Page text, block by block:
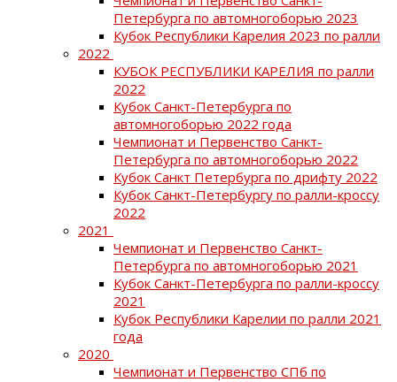
Петербурга по автомногоборью 2023
Кубок Республики Карелия 2023 по ралли
2022
КУБОК РЕСПУБЛИКИ КАРЕЛИЯ по ралли
2022
Кубок Санкт-Петербурга по
автомногоборью 2022 года
Чемпионат и Первенство Санкт-
Петербурга по автомногоборью 2022
Кубок Санкт Петербурга по дрифту 2022
Кубок Санкт-Петербургу по ралли-кроссу
2022
2021
Чемпионат и Первенство Санкт-
Петербурга по автомногоборью 2021
Кубок Санкт-Петербурга по ралли-кроссу
2021
Кубок Республики Карелии по ралли 2021
года
2020
Чемпионат и Первенство СПб по